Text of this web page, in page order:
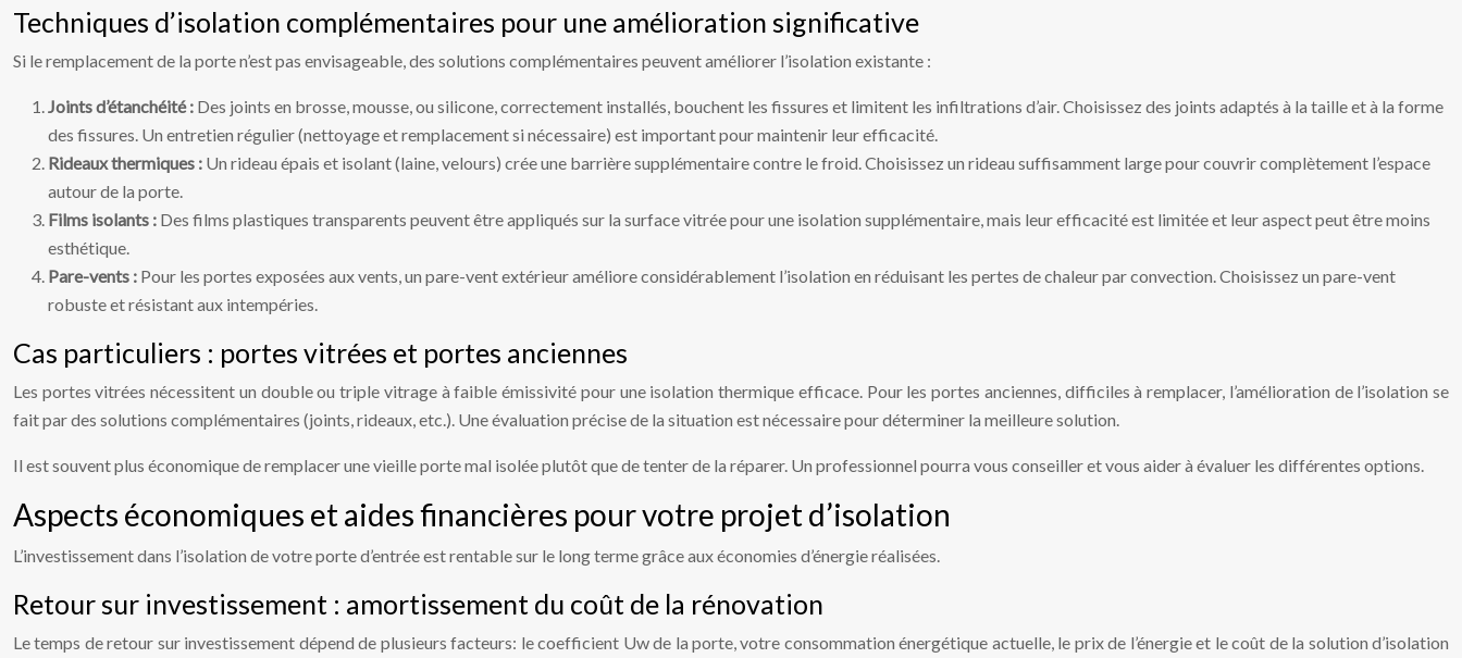
Techniques d’isolation complémentaires pour une amélioration significative
Si le remplacement de la porte n’est pas envisageable, des solutions complémentaires peuvent améliorer l’isolation existante :
Joints d’étanchéité : Des joints en brosse, mousse, ou silicone, correctement installés, bouchent les fissures et limitent les infiltrations d’air. Choisissez des joints adaptés à la taille et à la forme
des fissures. Un entretien régulier (nettoyage et remplacement si nécessaire) est important pour maintenir leur efficacité.
Rideaux thermiques : Un rideau épais et isolant (laine, velours) crée une barrière supplémentaire contre le froid. Choisissez un rideau suffisamment large pour couvrir complètement l’espace
autour de la porte.
Films isolants : Des films plastiques transparents peuvent être appliqués sur la surface vitrée pour une isolation supplémentaire, mais leur efficacité est limitée et leur aspect peut être moins
esthétique.
Pare-vents : Pour les portes exposées aux vents, un pare-vent extérieur améliore considérablement l’isolation en réduisant les pertes de chaleur par convection. Choisissez un pare-vent
robuste et résistant aux intempéries.
Cas particuliers : portes vitrées et portes anciennes
Les portes vitrées nécessitent un double ou triple vitrage à faible émissivité pour une isolation thermique efficace. Pour les portes anciennes, difficiles à remplacer, l’amélioration de l’isolation se
fait par des solutions complémentaires (joints, rideaux, etc.). Une évaluation précise de la situation est nécessaire pour déterminer la meilleure solution.
Il est souvent plus économique de remplacer une vieille porte mal isolée plutôt que de tenter de la réparer. Un professionnel pourra vous conseiller et vous aider à évaluer les différentes options.
Aspects économiques et aides financières pour votre projet d’isolation
L’investissement dans l’isolation de votre porte d’entrée est rentable sur le long terme grâce aux économies d’énergie réalisées.
Retour sur investissement : amortissement du coût de la rénovation
Le temps de retour sur investissement dépend de plusieurs facteurs: le coefficient Uw de la porte, votre consommation énergétique actuelle, le prix de l’énergie et le coût de la solution d’isolation